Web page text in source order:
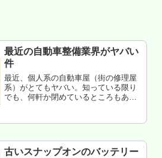
最近の自動車整備業界がヤバい
件
最近、個人系の自動車屋（街の修理屋
系）がとてもヤバい。知っている限り
でも、何軒か閉めているところもあ
口が減っている 自動車を欲しくないと
古いスナップオンのバッテリー